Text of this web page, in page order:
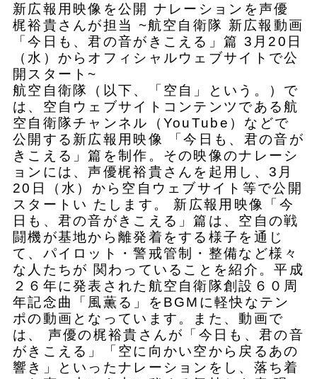
新広報用映像を公開 ナレーションを声優
梶裕貴さんが担当 ~航空自衛隊 新広報動画
「今日も、君の音がきこえる」篇 3月20日
（水）からオフィシャルウェブサイトで公
開スタート~
航空自衛隊（以下、「空自」という。）で
は、空自ウェブサイトコンテンツである航
空自衛隊チャンネル（YouTube）などで
公開する新広報用映像 「今日も、君の音が
きこえる」篇を制作。その映像のナレーシ
ョンには、声優梶裕貴さんを起用し、3月
20日（水）から空自ウェブサイト等で公開
スタートい たします。 新広報用映像「今
日も、君の音がきこえる」篇は、空自の戦
闘機が基地から離発着をする様子を通じ
て、パイロット・警戒管制・整備など様々
な人たちが 関わっていることを紹介。平成
２６年に発表された航空自衛隊創設６０周
年記念曲「風薫る」をBGMに軽快なテン
ポの動画となっています。また、動画で
は、 声優の梶裕貴さんが「今日も、君の音
がきこえる」「空に向かい空から戻るあの
響き」といったナレーションをし、落ち着